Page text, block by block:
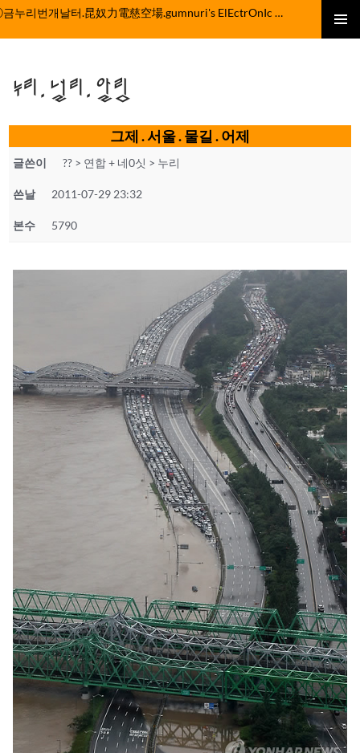
컨
뛰
기
ⓒ금누리번개날터.昆奴力電慈空場.gumnuri's ElEctrOnIc fActOrY
누리.널리.알림
그제 . 서울 . 물길 . 어제
글쓴이 ?? > 연합 + 네0싯 > 누리
쓴날 2011-07-29 23:32
본수 5790